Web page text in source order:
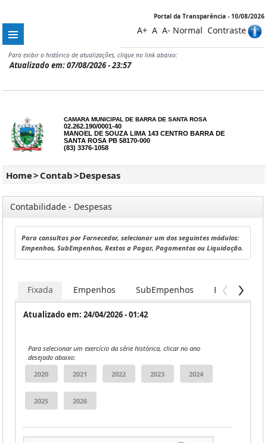
Portal da Transparência - 10/08/2026
A+ A A- Normal Contraste
Para exibir o histórico de atualizações, clique no link abaixo:
Atualizado em: 07/08/2026 - 23:57
CAMARA MUNICIPAL DE BARRA DE SANTA ROSA
02.262.190/0001-40
MANOEL DE SOUZA LIMA 143 CENTRO BARRA DE
SANTA ROSA PB 58170-000
(83) 3376-1058
Home> Contab>Despesas
Contabilidade - Despesas
Para consultas por Fornecedor, selecionar um dos seguintes módulos:
Empenhos, SubEmpenhos, Restos a Pagar, Pagamentos ou Liquidação.
Fixada Empenhos SubEmpenhos Extra
Atualizado em: 24/04/2026 - 01:42
Para selecionar um exercício da série histórica, clicar no ano
desejado abaixo: